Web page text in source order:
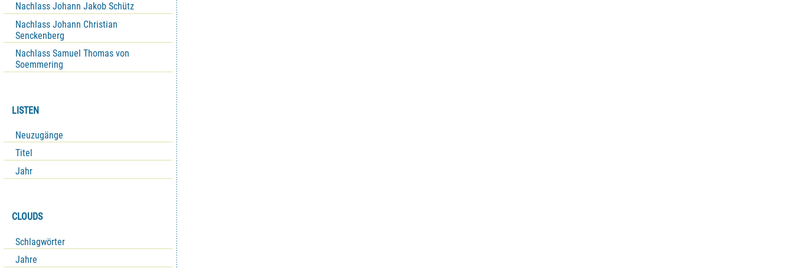
Nachlass Johann Jakob Schütz
Nachlass Johann Christian
Senckenberg
Nachlass Samuel Thomas von
Soemmering
LISTEN
Neuzugänge
Titel
Jahr
CLOUDS
Schlagwörter
Jahre